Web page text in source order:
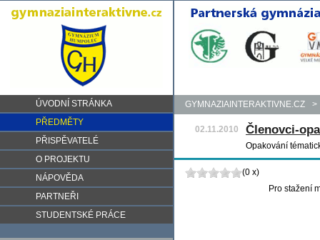
ÚVODNÍ STRÁNKA
PŘEDMĚTY
PŘISPĚVATELÉ
O PROJEKTU
NÁPOVĚDA
PARTNEŘI
STUDENTSKÉ PRÁCE
GYMNAZIAINTERAKTIVNE.CZ >
02.11.2010 Členovci-
Opakování
(0 x)
Pro stažení